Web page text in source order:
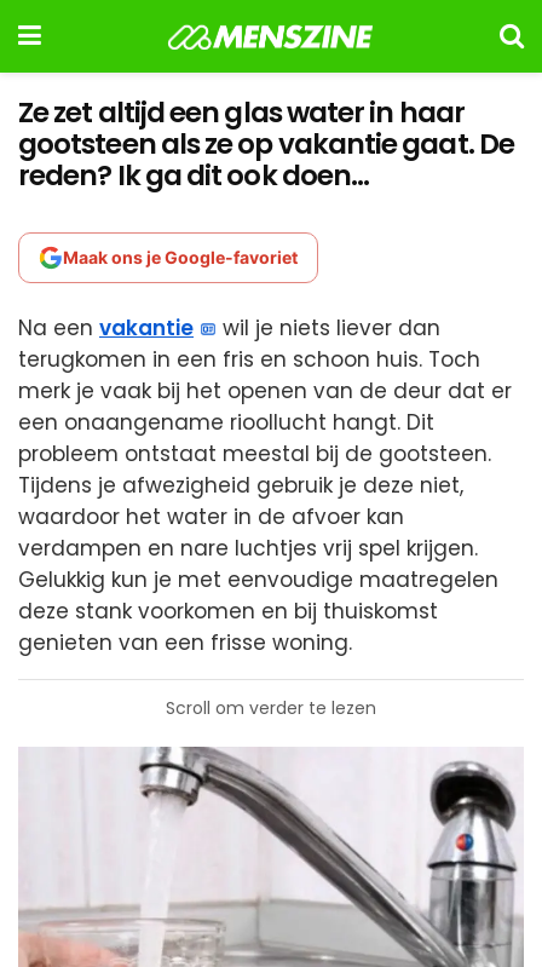
Ze zet altijd een glas water in haar
gootsteen als ze op vakantie gaat. De
reden? Ik ga dit ook doen…
Maak ons je Google-favoriet
Na een vakantie
wil je niets liever dan
terugkomen in een fris en schoon huis. Toch
merk je vaak bij het openen van de deur dat er
een onaangename rioollucht hangt. Dit
probleem ontstaat meestal bij de gootsteen.
Tijdens je afwezigheid gebruik je deze niet,
waardoor het water in de afvoer kan
verdampen en nare luchtjes vrij spel krijgen.
Gelukkig kun je met eenvoudige maatregelen
deze stank voorkomen en bij thuiskomst
genieten van een frisse woning.
Scroll om verder te lezen